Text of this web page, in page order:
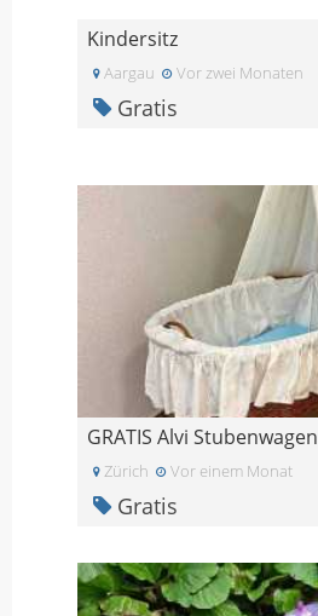
Kindersitz
Aargau Vor zwei Monaten
Gratis
GRATIS Alvi Stubenwagen
Zürich Vor einem Monat
Gratis